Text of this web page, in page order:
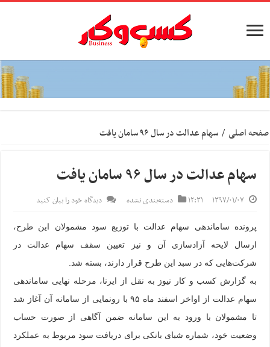
صفحه اصلی / سهام عدالت در سال ۹۶ سامان یافت
سهام عدالت در سال ۹۶ سامان یافت
۱۳۹۷/۰۱/۰۷ ۱۲:۳۱ دسته‌بندی نشده دیدگاه خود را بیان کنید
پرونده ساماندهی سهام عدالت با توزیع سود مشمولان این طرح،
ارسال لایحه آزادسازی آن و نیز تعیین سقف سهام عدالت در
شرکت‌هایی که در سبد این طرح قرار دارند، بسته شد.
به گزارش کسب و کار نیوز به نقل از ایرنا، مرحله نهایی ساماندهی
سهام عدالت از اواخر اسفند ماه ۹۵ با رونمایی از سامانه آن آغاز شد
تا مشمولان با ورود به این سامانه ضمن آگاهی از صورت حساب
وضعیت خود، شماره شبای بانکی برای دریافت سود مربوط به عملکرد